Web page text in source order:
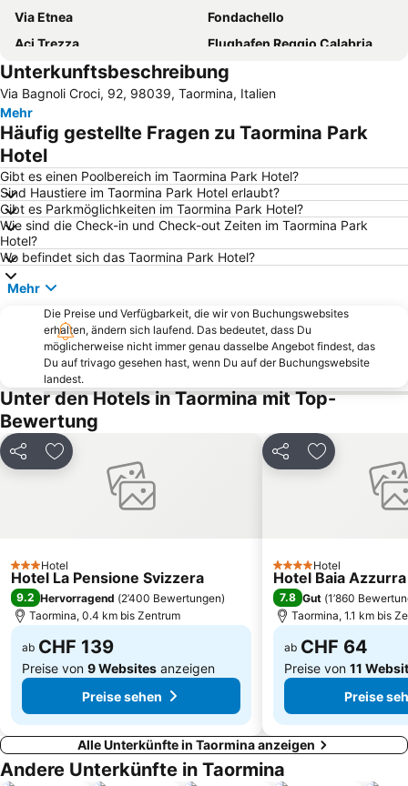
Via Etnea
Fondachello
Aci Trezza
Flughafen Reggio Calabria
Isola Bella
Taormina-Giardini Station
Capo Mulini
Tindari
Etna Sicily Touring
Catane Live
Porto di Catania
Aci Trezza
Catania Tango Festival
Corso Umberto
Castello Ursino
Porta Messina
Isola Bella
Lido di Naxos
Recanati
San Giovanni Galermo
Griechisch-römisches Theater
Piazza del Duomo
Spiaggia di Mazzarò
Castello di Calatabiano
Lido Marguerita
Gole dellAlcantara
Pozzillo
Corso Umberto
Spiaggia Aci Castello
Mongiove
Sagra del Pistacchio
San Cristofaro
San Giovanni di Malta
Via Teatro Greco
Riserva Naturale Orientata Laghetti di Marinello
Cattedrale di Sant'Agata
Unterkunftsbeschreibung
Via Bagnoli Croci, 92, 98039, Taormina, Italien
Mehr
Häufig gestellte Fragen zu Taormina Park
Hotel
Gibt es einen Poolbereich im Taormina Park Hotel?
Sind Haustiere im Taormina Park Hotel erlaubt?
Gibt es Parkmöglichkeiten im Taormina Park Hotel?
Wie sind die Check-in und Check-out Zeiten im Taormina Park
Hotel?
Wo befindet sich das Taormina Park Hotel?
Mehr
Die Preise und Verfügbarkeit, die wir von Buchungswebsites
erhalten, ändern sich laufend. Das bedeutet, dass Du
möglicherweise nicht immer genau dasselbe Angebot findest, das
Du auf trivago gesehen hast, wenn Du auf der Buchungswebsite
landest.
Unter den Hotels in Taormina mit Top-
Bewertung
Teilen Zu Favoriten hinzufügen
3 Sterne
Hotel
Hotel La Pensione Svizzera
9.2 Hervorragend (2’400 Bewertungen)
Taormina, 0.4 km bis Zentrum
ab CHF 139
Preise von 9 Websites anzeigen
Preise sehen
Teilen Zu Favoriten
4 SterneHotel
Hotel Baia Azzurra
7.8 Gut (1’860
Taormina, 1.1 km bis
ab CHF 64
Preise von 11
Preise
Alle Unterkünfte in Taormina anzeigen
Andere Unterkünfte in Taormina